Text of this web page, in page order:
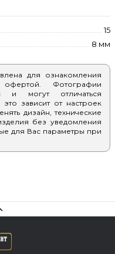
15
8 мм
для ознакомления
Фотографии
и могут отличаться
зависит от настроек
дизайн, технические
без уведомления
для Вас параметры при